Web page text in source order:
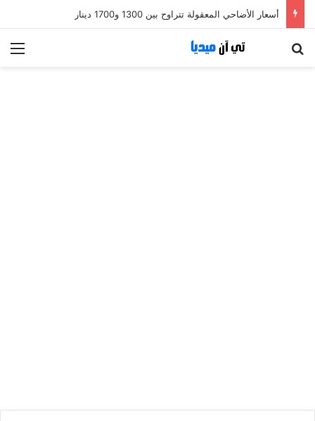
أسعار الأضاحي المعقولة تتراوح بين 1300 و1700 دينار